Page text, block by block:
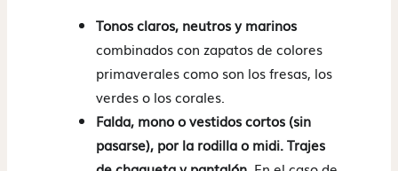
Tonos claros, neutros y marinos
combinados con zapatos de colores
primaverales como son los fresas, los
verdes o los corales.
Falda, mono o vestidos cortos (sin
pasarse), por la rodilla o midi. Trajes